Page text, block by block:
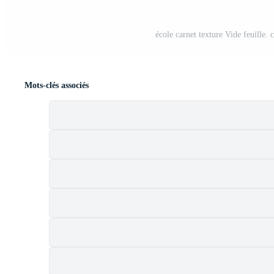
école carnet texture Vide feuille.
Mots-clés associés